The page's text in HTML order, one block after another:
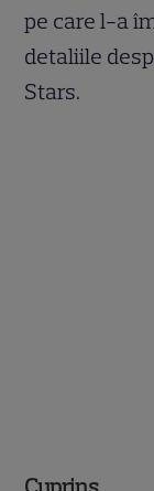
pe care l-a
detaliile
Stars.